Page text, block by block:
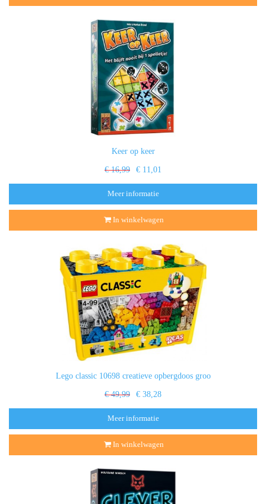
Keer op keer
€ 16,99 € 11,01
Meer informatie
In winkelwagen
Lego classic 10698 creatieve opbergdoos groo
€ 49,99 € 38,28
Meer informatie
In winkelwagen